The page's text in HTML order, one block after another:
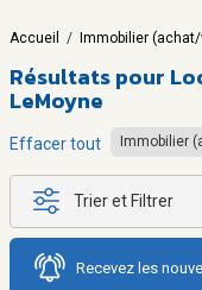
Accueil / Immobilier
Résultats pour
LeMoyne
Effacer tout Immobilier
Trier et Filtrer
Recevez les